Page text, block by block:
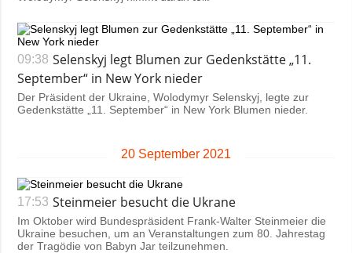
09:38 Selenskyj legt Blumen zur Gedenkstätte „11.
September“ in New York nieder
Der Präsident der Ukraine, Wolodymyr Selenskyj, legte zur
Gedenkstätte „11. September“ in New York Blumen nieder.
20 September 2021
17:53 Steinmeier besucht die Ukrane
Im Oktober wird Bundespräsident Frank-Walter Steinmeier die
Ukraine besuchen, um an Veranstaltungen zum 80. Jahrestag
der Tragödie von Babyn Jar teilzunehmen.